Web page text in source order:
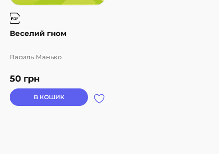
Веселий гном
50 грн
Василь Манько
В КОШИК